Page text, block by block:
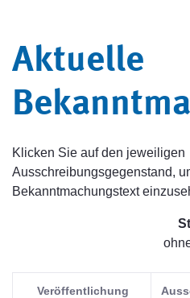
Aktuelle
Klicken Sie auf den jeweiligen
Ausschreibungsgegenstand,
Bekanntmachungstext
Veröffentlichung